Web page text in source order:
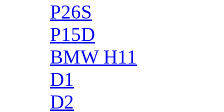
P26S
P15D
BMW H11
D1
D2